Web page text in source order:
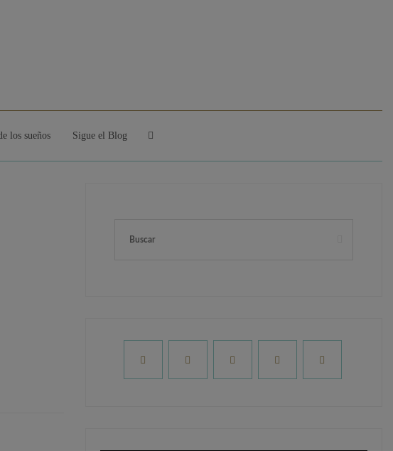
los sueños Sigue el Blog